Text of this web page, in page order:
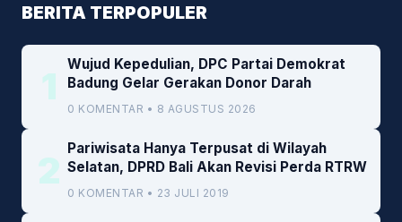
BERITA TERPOPULER
1
Wujud Kepedulian, DPC Partai Demokrat
Badung Gelar Gerakan Donor Darah
0 KOMENTAR • 8 AGUSTUS 2026
2
Pariwisata Hanya Terpusat di Wilayah
Selatan, DPRD Bali Akan Revisi Perda RTRW
0 KOMENTAR • 23 JULI 2019